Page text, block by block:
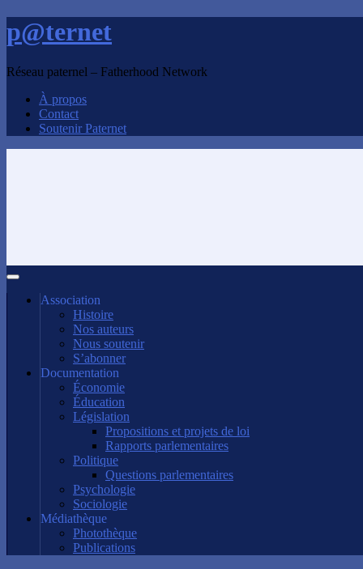
p@ternet
Réseau paternel – Fatherhood Network
À propos
Contact
Soutenir Paternet
Association
Histoire
Nos auteurs
Nous soutenir
S’abonner
Documentation
Économie
Éducation
Législation
Propositions et projets de loi
Rapports parlementaires
Politique
Questions parlementaires
Psychologie
Sociologie
Médiathèque
Photothèque
Publications